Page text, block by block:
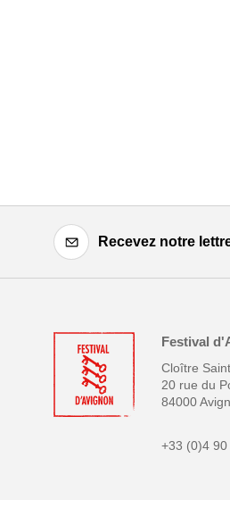
Recevez notre
Festival
Cloître
20 rue du
84000
+33 (0)4